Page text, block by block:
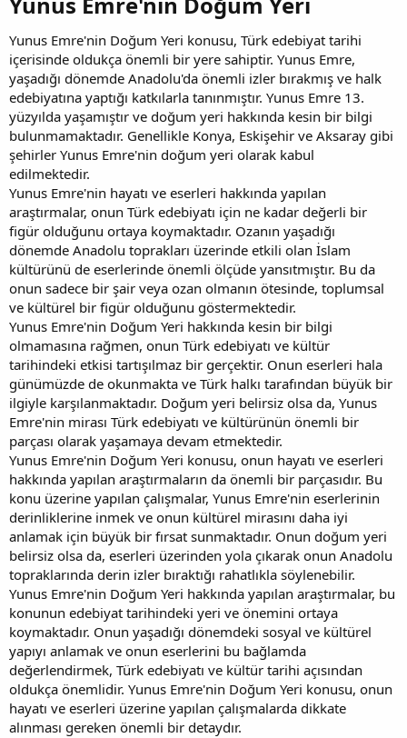
Yunus Emre'nin Doğum Yeri konusu, Türk edebiyat tarihi
içerisinde oldukça önemli bir yere sahiptir. Yunus Emre,
yaşadığı dönemde Anadolu'da önemli izler bırakmış ve halk
edebiyatına yaptığı katkılarla tanınmıştır. Yunus Emre 13.
yüzyılda yaşamıştır ve doğum yeri hakkında kesin bir bilgi
bulunmamaktadır. Genellikle Konya, Eskişehir ve Aksaray gibi
şehirler Yunus Emre'nin doğum yeri olarak kabul
edilmektedir.
Yunus Emre'nin hayatı ve eserleri hakkında yapılan
araştırmalar, onun Türk edebiyatı için ne kadar değerli bir
figür olduğunu ortaya koymaktadır. Ozanın yaşadığı
dönemde Anadolu toprakları üzerinde etkili olan İslam
kültürünü de eserlerinde önemli ölçüde yansıtmıştır. Bu da
onun sadece bir şair veya ozan olmanın ötesinde, toplumsal
ve kültürel bir figür olduğunu göstermektedir.
Yunus Emre'nin Doğum Yeri hakkında kesin bir bilgi
olmamasına rağmen, onun Türk edebiyatı ve kültür
tarihindeki etkisi tartışılmaz bir gerçektir. Onun eserleri hala
günümüzde de okunmakta ve Türk halkı tarafından büyük bir
ilgiyle karşılanmaktadır. Doğum yeri belirsiz olsa da, Yunus
Emre'nin mirası Türk edebiyatı ve kültürünün önemli bir
parçası olarak yaşamaya devam etmektedir.
Yunus Emre'nin Doğum Yeri konusu, onun hayatı ve eserleri
hakkında yapılan araştırmaların da önemli bir parçasıdır. Bu
konu üzerine yapılan çalışmalar, Yunus Emre'nin eserlerinin
derinliklerine inmek ve onun kültürel mirasını daha iyi
anlamak için büyük bir fırsat sunmaktadır. Onun doğum yeri
belirsiz olsa da, eserleri üzerinden yola çıkarak onun Anadolu
topraklarında derin izler bıraktığı rahatlıkla söylenebilir.
Yunus Emre'nin Doğum Yeri hakkında yapılan araştırmalar, bu
konunun edebiyat tarihindeki yeri ve önemini ortaya
koymaktadır. Onun yaşadığı dönemdeki sosyal ve kültürel
yapıyı anlamak ve onun eserlerini bu bağlamda
değerlendirmek, Türk edebiyatı ve kültür tarihi açısından
oldukça önemlidir. Yunus Emre'nin Doğum Yeri konusu, onun
hayatı ve eserleri üzerine yapılan çalışmalarda dikkate
alınması gereken önemli bir detaydır.